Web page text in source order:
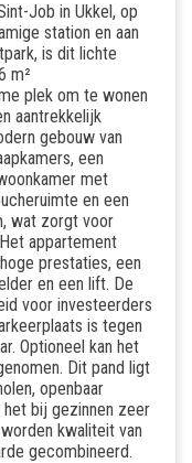
Job in Ukkel, op
station en aan
is dit lichte
m²
plek om te wonen
aantrekkelijk
gebouw van
een
met
en een
wat zorgt voor
appartement
prestaties, een
en een lift. De
voor investeerders
is tegen
Optioneel kan het
Dit pand ligt
openbaar
bij gezinnen zeer
kwaliteit van
gecombineerd.